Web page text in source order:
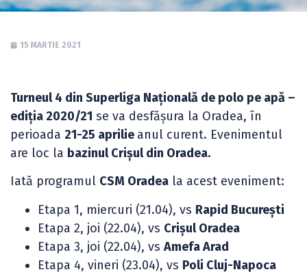
15 MARTIE 2021
Turneul 4 din Superliga Națională de polo pe apă –
ediția 2020/21 se va desfășura la Oradea, în
perioada 21-25 aprilie anul curent. Evenimentul
are loc la bazinul Crișul din Oradea.
Iată programul CSM Oradea la acest eveniment:
Etapa 1, miercuri (21.04), vs Rapid București
Etapa 2, joi (22.04), vs Crișul Oradea
Etapa 3, joi (22.04), vs Amefa Arad
Etapa 4, vineri (23.04), vs Poli Cluj-Napoca